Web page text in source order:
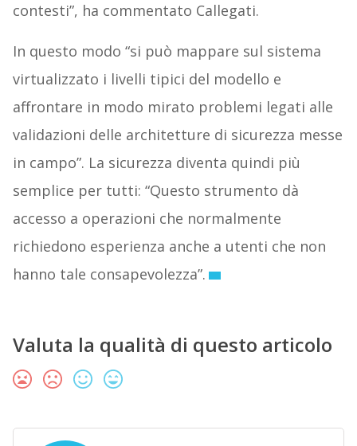
contesti”, ha commentato Callegati.
In questo modo “si può mappare sul sistema
virtualizzato i livelli tipici del modello e
affrontare in modo mirato problemi legati alle
validazioni delle architetture di sicurezza messe
in campo”. La sicurezza diventa quindi più
semplice per tutti: “Questo strumento dà
accesso a operazioni che normalmente
richiedono esperienza anche a utenti che non
hanno tale consapevolezza”.
Valuta la qualità di questo articolo